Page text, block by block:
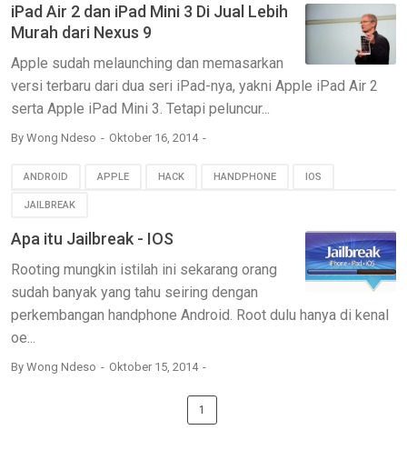
iPad Air 2 dan iPad Mini 3 Di Jual Lebih
Murah dari Nexus 9
Apple sudah melaunching dan memasarkan
versi terbaru dari dua seri iPad-nya, yakni Apple iPad Air 2
serta Apple iPad Mini 3. Tetapi peluncur...
By Wong Ndeso Oktober 16, 2014
ANDROID APPLE HACK HANDPHONE IOS
JAILBREAK
Apa itu Jailbreak - IOS
Rooting mungkin istilah ini sekarang orang
sudah banyak yang tahu seiring dengan
perkembangan handphone Android. Root dulu hanya di kenal
oe...
By Wong Ndeso Oktober 15, 2014
1